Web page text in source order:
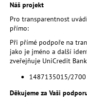
Náš projekt
Pro transparentnost
přímo:
Při přímé podpoře na
jako je jméno a další
zveřejňuje UniCredit
1487135015/2700
Děkujeme za Vaši